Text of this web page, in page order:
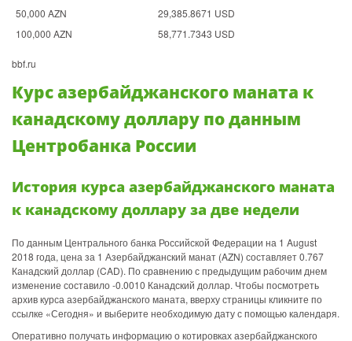
50,000 AZN
29,385.8671 USD
100,000 AZN
58,771.7343 USD
bbf.ru
Курс азербайджанского маната к
канадскому доллару по данным
Центробанка России
История курса азербайджанского маната
к канадскому доллару за две недели
По данным Центрального банка Российской Федерации на 1 August
2018 года, цена за 1 Азербайджанский манат (AZN) составляет 0.767
Канадский доллар (CAD). По сравнению с предыдущим рабочим днем
изменение составило -0.0010 Канадский доллар. Чтобы посмотреть
архив курса азербайджанского маната, вверху страницы кликните по
ссылке «Сегодня» и выберите необходимую дату с помощью календаря.
Оперативно получать информацию о котировках азербайджанского